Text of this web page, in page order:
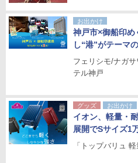
お出かけ
神戸市×御船印め
し“港”がテーマ
フェリシモ/ナガ
テル神戸
グッズ お出かけ
イオン、軽量・
展開でSサイズ1
「トップバリュ